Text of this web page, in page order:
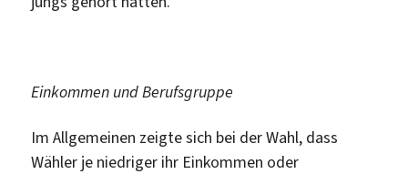
Einkommen und Berufsgruppe
Im Allgemeinen zeigte sich bei der Wahl, dass
Wähler je niedriger ihr Einkommen oder